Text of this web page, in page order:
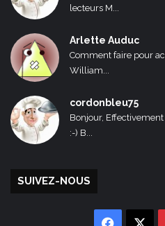
lecteurs M...
Arlette Auduc
Comment faire pour
William...
cordonbleu75
Bonjour,
:-) B...
SUIVEZ-NOUS